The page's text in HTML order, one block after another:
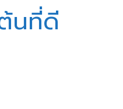
นที่ดี